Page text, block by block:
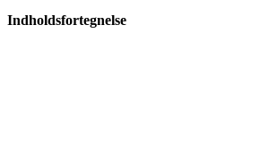
Indholdsfortegnelse